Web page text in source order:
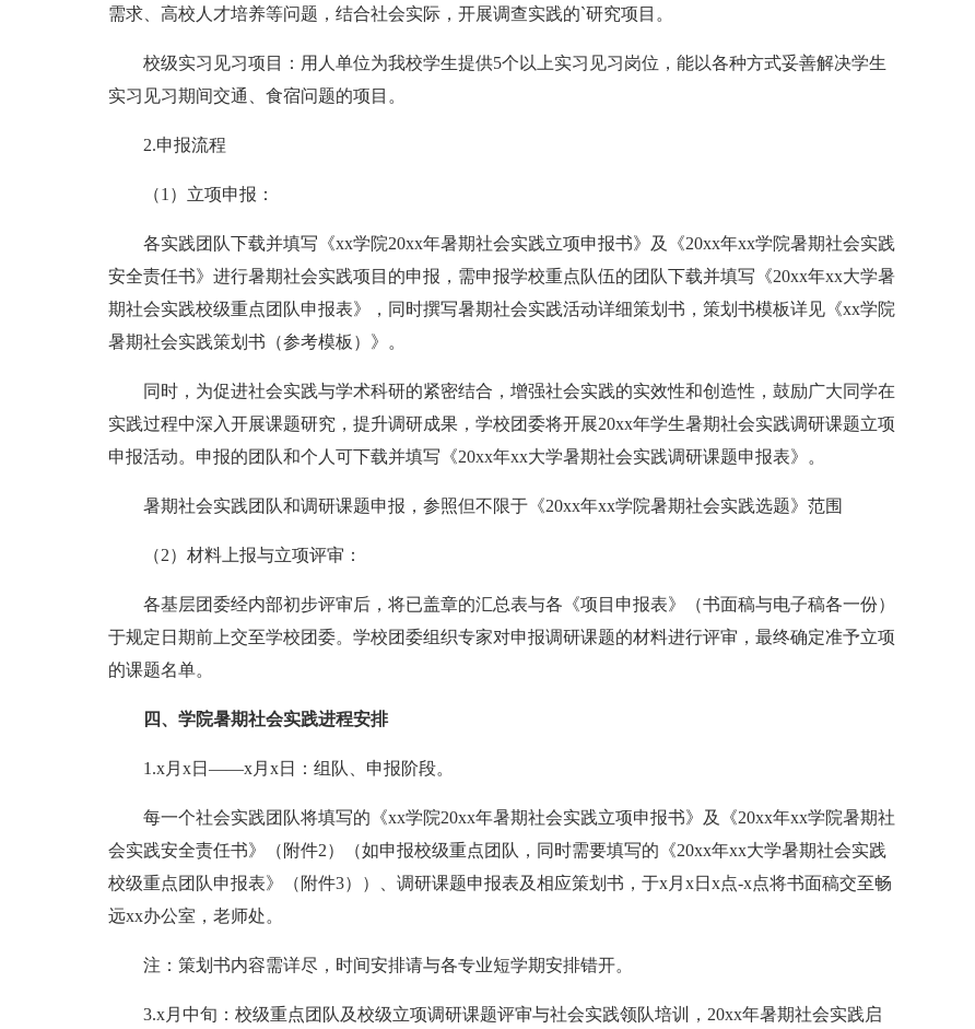
需求、高校人才培养等问题，结合社会实际，开展调查实践的`研究项目。
校级实习见习项目：用人单位为我校学生提供5个以上实习见习岗位，能以各种方式妥善解决学生
实习见习期间交通、食宿问题的项目。
2.申报流程
（1）立项申报：
各实践团队下载并填写《xx学院20xx年暑期社会实践立项申报书》及《20xx年xx学院暑期社会实践
安全责任书》进行暑期社会实践项目的申报，需申报学校重点队伍的团队下载并填写《20xx年xx大学暑
期社会实践校级重点团队申报表》，同时撰写暑期社会实践活动详细策划书，策划书模板详见《xx学院
暑期社会实践策划书（参考模板）》。
同时，为促进社会实践与学术科研的紧密结合，增强社会实践的实效性和创造性，鼓励广大同学在
实践过程中深入开展课题研究，提升调研成果，学校团委将开展20xx年学生暑期社会实践调研课题立项
申报活动。申报的团队和个人可下载并填写《20xx年xx大学暑期社会实践调研课题申报表》。
暑期社会实践团队和调研课题申报，参照但不限于《20xx年xx学院暑期社会实践选题》范围
（2）材料上报与立项评审：
各基层团委经内部初步评审后，将已盖章的汇总表与各《项目申报表》（书面稿与电子稿各一份）
于规定日期前上交至学校团委。学校团委组织专家对申报调研课题的材料进行评审，最终确定准予立项
的课题名单。
四、学院暑期社会实践进程安排
1.x月x日——x月x日：组队、申报阶段。
每一个社会实践团队将填写的《xx学院20xx年暑期社会实践立项申报书》及《20xx年xx学院暑期社
会实践安全责任书》（附件2）（如申报校级重点团队，同时需要填写的《20xx年xx大学暑期社会实践
校级重点团队申报表》（附件3））、调研课题申报表及相应策划书，于x月x日x点-x点将书面稿交至畅
远xx办公室，老师处。
注：策划书内容需详尽，时间安排请与各专业短学期安排错开。
3.x月中旬：校级重点团队及校级立项调研课题评审与社会实践领队培训，20xx年暑期社会实践启